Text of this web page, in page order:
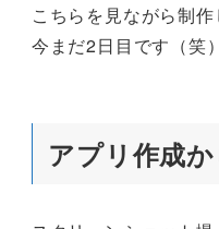
こちらを見ながら制作
今まだ2日目です（笑）
アプリ作成